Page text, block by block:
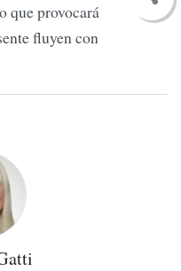
que provocará
fluyen con